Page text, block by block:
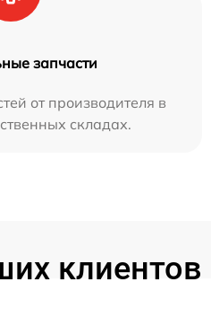
запчасти
от производителя в
складах.
клиентов